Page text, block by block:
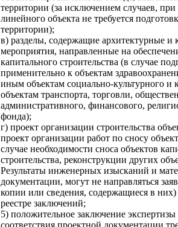
территории (за исключением случаев,
линейного объекта не требуется
территории);
в) разделы, содержащие архитектурные
мероприятия, направленные на
капитального строительства (в случае
применительно к объектам
иным объектам социально-культурного и
объектам транспорта, торговли,
административного, финансового,
фонда);
г) проект организации строительства
проект организации работ по сносу
случае необходимости сноса объектов
строительства, реконструкции других
Результаты инженерных изысканий и
документации, могут не направляться
копии или сведения, содержащиеся в
реестре заключений;
5) положительное заключение
соответствия проектной документации